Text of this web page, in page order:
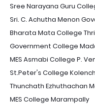
Sree Narayana Guru
Sri. C. Achutha Menon
Bharata Mata College
Government College
MES Asmabi College P.
St.Peter's College
Thunchath Ezhuthachan
MES College Marampally